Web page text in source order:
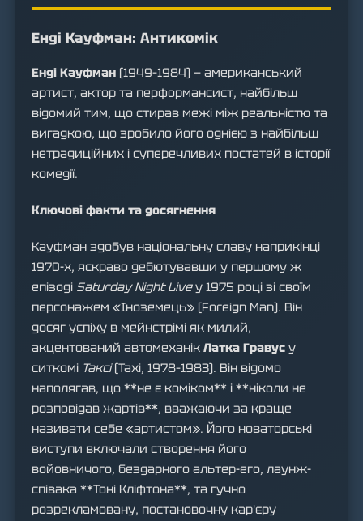
Енді Кауфман: Антикомік
Енді Кауфман (1949–1984) — американський
артист, актор та перформансист, найбільш
відомий тим, що стирав межі між реальністю та
вигадкою, що зробило його однією з найбільш
нетрадиційних і суперечливих постатей в історії
комедії.
Ключові факти та досягнення
Кауфман здобув національну славу наприкінці
1970-х, яскраво дебютувавши у першому ж
епізоді Saturday Night Liveу 1975 році зі своїм
персонажем «Іноземець» (Foreign Man). Він
досяг успіху в мейнстрімі як милий,
акцентований автомеханік Латка Гравус у
ситкомі Таксі(Taxi, 1978–1983). Він відомо
наполягав, що **не є коміком** і **ніколи не
розповідав жартів**, вважаючи за краще
називати себе «артистом». Його новаторські
виступи включали створення його
войовничого, бездарного альтер-его, лаунж-
співака **Тоні Кліфтона**, та гучно
розрекламовану, постановочну кар'єру